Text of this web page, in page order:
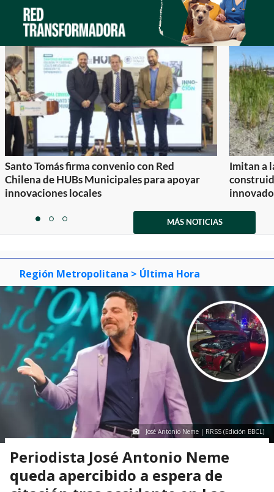
Santo Tomás firma convenio con Red
Chilena de HUBs Municipales para apoyar
innovaciones locales
Imitan a
itemitemitem
MÁS NOTICIAS
Región Metropolitana > Última Hora
José Antonio Neme | RRSS (Edición BBCL)
Periodista José Antonio Neme
queda apercibido a espera de